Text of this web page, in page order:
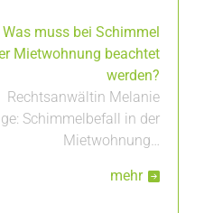
muss bei Schimmel
Mietwohnung beachtet
werden?
Rechtsanwältin Melanie
Schimmelbefall in der
Mietwohnung…
mehr